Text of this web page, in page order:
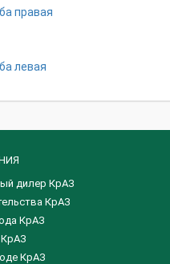
правая
левая
дилер КрАЗ
КрАЗ
КрАЗ
КрАЗ